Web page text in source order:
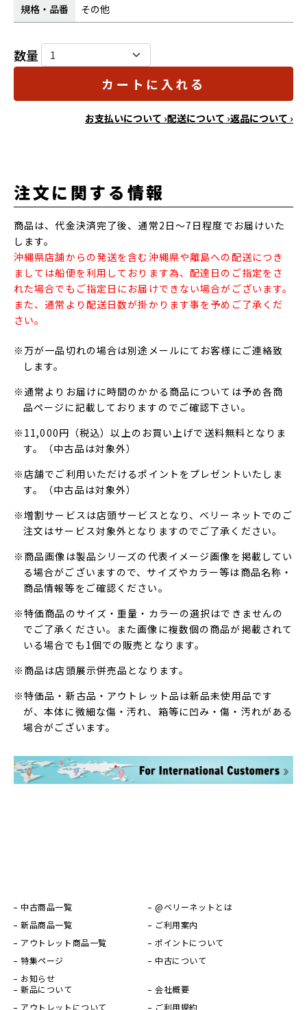
規格・品番
その他
数量
カートに入れる
お支払いについて ›配送について ›返品について ›
注文に関する情報
商品は、代金決済完了後、通常2日～7日程度でお届けいた
します。
沖縄県店舗からの発送を含む沖縄県や離島への配送につき
ましては船便を利用しております為、配達日のご指定をさ
れた場合でもご指定日にお届けできない場合がございます。
また、通常より配送日数が掛かります事を予めご了承くだ
さい。
※万が一品切れの場合は別途メールにてお客様にご連絡致
します。
※通常よりお届けに時間のかかる商品については予め各商
品ページに記載しておりますのでご確認下さい。
※11,000円（税込）以上のお買い上げで送料無料となりま
す。（中古品は対象外）
※店舗でご利用いただけるポイントをプレゼントいたしま
す。（中古品は対象外）
※増割サービスは店頭サービスとなり、ベリーネットでのご
注文はサービス対象外となりますのでご了承ください。
※商品画像は製品シリーズの代表イメージ画像を掲載してい
る場合がございますので、サイズやカラー等は商品名称・
商品情報等をご確認ください。
※特価商品のサイズ・重量・カラーの選択はできませんの
でご了承ください。また画像に複数個の商品が掲載されて
いる場合でも1個での販売となります。
※商品は店頭展示併売品となります。
※特価品・新古品・アウトレット品は新品未使用品です
が、本体に微細な傷・汚れ、箱等に凹み・傷・汚れがある
場合がございます。
中古商品一覧
新品商品一覧
アウトレット商品一覧
特集ページ
お知らせ
@ベリーネットとは
ご利用案内
ポイントについて
中古について
新品について
アウトレットについて
会社概要
ご利用規約